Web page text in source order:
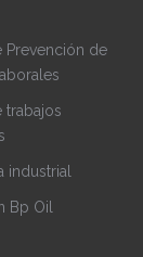
Prevención de
trabajos
industrial
Bp Oil